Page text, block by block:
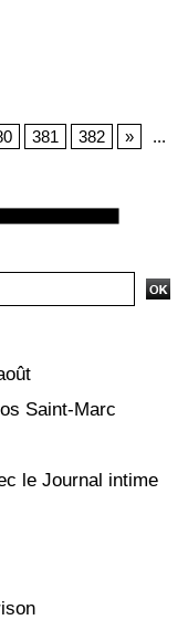
Saint-Marc
le Journal intime
381 382 »
...